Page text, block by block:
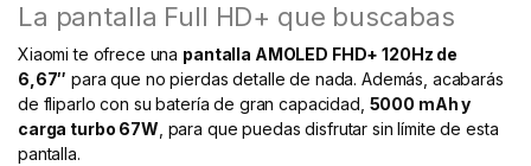
La pantalla Full HD+ que buscabas
Xiaomi te ofrece una pantalla AMOLED FHD+ 120Hz de
6,67″ para que no pierdas detalle de nada. Además, acabarás
de fliparlo con su batería de gran capacidad, 5000 mAh y
carga turbo 67W , para que puedas disfrutar sin límite de esta
pantalla.